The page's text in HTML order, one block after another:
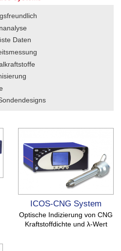
Daten
ICOS-CNG System
Optische Indizierung von CNG
Kraftstoffdichte und λ-Wert